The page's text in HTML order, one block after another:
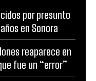
por presunto
en Sonora
reaparece en
fue un “error”